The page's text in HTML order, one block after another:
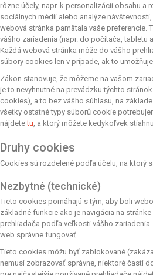
rôzne účely, napr. k personalizácii obsahu a
sociálnych médií alebo analýze
webová stránka pamätala vaše preferencie.
vášho zariadenia (napr. do počítača, tabletu
Každá webová stránka môže do vášho
súbory cookies len v prípade, ak to
Zákon stanovuje, že môžeme na vašom
je to nevyhnutné na prevádzku týchto
cookies), a to bez vášho súhlasu, na
všetky ostatné typy súborů cookie
nájdetetu , a ktorý môžete kedykoľvek
Druhy cookies
Cookies sú rozdelené podľa účelu, na ktorý
Nezbytné (technické)
Tieto cookies pomáhajú s tým, aby boli
základné funkcie ako je navigácia na
prehliadača podľa veľkosti vášho
web správne fungovať.
Tieto cookies môžu byť zablokované
nemusí zobrazovať správne, niektoré časti